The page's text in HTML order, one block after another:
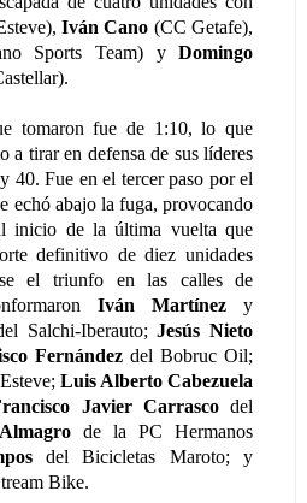
Iván Cano (CC Getafe),
Sports Team) yDomingo
tomaron fue de 1:10, lo que
a tirar en defensa de sus líderes
40. Fue en el tercer paso por el
echó abajo la fuga, provocando
inicio de la última vuelta que
definitivo de diez unidades
el triunfo en las calles de
Iván Martínez y
Salchi-Iberauto;Jesús Nieto
Fernández del Bobruc Oil;
Luis Alberto Cabezuela
Javier Carrascodel
de la PC Hermanos
del Bicicletas Maroto; y
Bike.